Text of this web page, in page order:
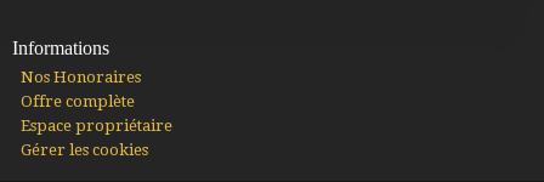
Informations
Nos Honoraires
Offre complète
Espace propriétaire
Gérer les cookies